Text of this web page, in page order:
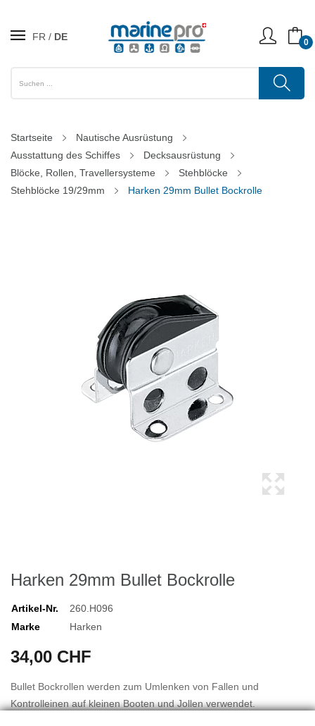
FR DE 0
Startseite
Nautische Ausrüstung
Ausstattung des Schiffes
Decksausrüstung
Blöcke, Rollen, Travellersysteme
Stehblöcke
Stehblöcke 19/29mm
Harken 29mm Bullet Bockrolle
Harken 29mm Bullet Bockrolle
Artikel-Nr.
260.H096
Marke
Harken
34,00 CHF
Bullet Bockrollen werden zum Umlenken von Fallen und
Kontrolleinen auf kleinen Booten und Jollen verwendet.